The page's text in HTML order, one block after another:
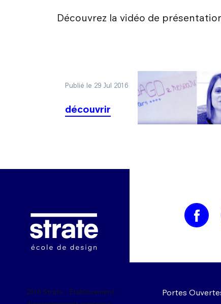
Découvrez la vidéo de
Publié le 29 Jul 2016
découvrir
Image
2016 Strate - Établissement
Portes